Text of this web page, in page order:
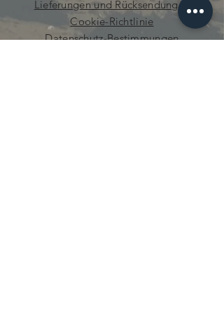
Lieferungen und Rücksendungen
Cookie-Richtlinie
Datenschutz-Bestimmungen